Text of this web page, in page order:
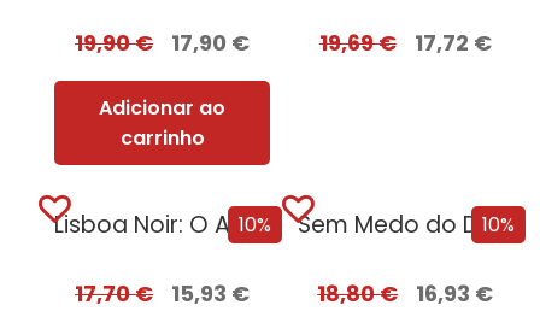
19,90€ 17,90 €
Adicionar ao
carrinho
19,69€ 17,72 €
10%
Lisboa Noir: O Ano Negro de 1929
17,70€ 15,93 €
10%
Sem Medo do Destino [Nova Edição]
18,80€ 16,93 €